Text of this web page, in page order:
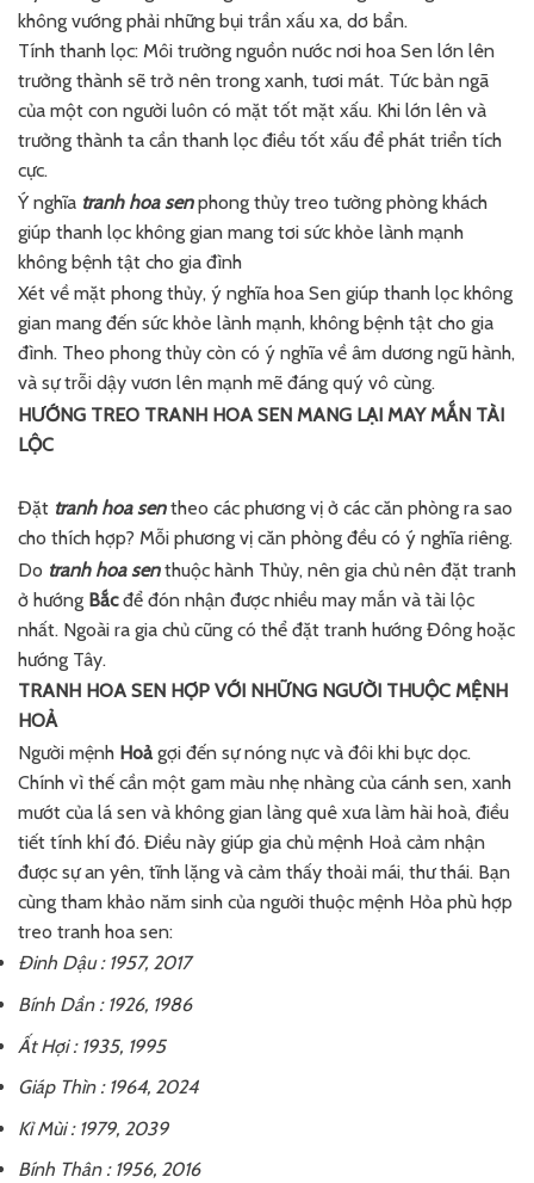
không vướng phải những bụi trần xấu xa, dơ bẩn.
Tính thanh lọc: Môi trường nguồn nước nơi hoa Sen lớn lên
trưởng thành sẽ trở nên trong xanh, tươi mát. Tức bản ngã
của một con người luôn có mặt tốt mặt xấu. Khi lớn lên và
trưởng thành ta cần thanh lọc điều tốt xấu để phát triển tích
cực.
Ý nghĩa tranh hoa senphong thủy treo tường phòng khách
giúp thanh lọc không gian mang tơi sức khỏe lành mạnh
không bệnh tật cho gia đình
Xét về mặt phong thủy, ý nghĩa hoa Sen giúp thanh lọc không
gian mang đến sức khỏe lành mạnh, không bệnh tật cho gia
đình. Theo phong thủy còn có ý nghĩa về âm dương ngũ hành,
và sự trỗi dậy vươn lên mạnh mẽ đáng quý vô cùng.
HƯỚNG TREO TRANH HOA SEN MANG LẠI MAY MẮN TÀI
LỘC
Đặt tranh hoa sentheo các phương vị ở các căn phòng ra sao
cho thích hợp? Mỗi phương vị căn phòng đều có ý nghĩa riêng.
Do tranh hoa senthuộc hành Thủy, nên gia chủ nên đặt tranh
ở hướng Bắcđể đón nhận được nhiều may mắn và tài lộc
nhất. Ngoài ra gia chủ cũng có thể đặt tranh hướng Đông hoặc
hướng Tây.
TRANH HOA SEN HỢP VỚI NHỮNG NGƯỜI THUỘC MỆNH
HOẢ
Người mệnh Hoảgợi đến sự nóng nực và đôi khi bực dọc.
Chính vì thế cần một gam màu nhẹ nhàng của cánh sen, xanh
mướt của lá sen và không gian làng quê xưa làm hài hoà, điều
tiết tính khí đó. Điều này giúp gia chủ mệnh Hoả cảm nhận
được sự an yên, tĩnh lặng và cảm thấy thoải mái, thư thái. Bạn
cùng tham khảo năm sinh của người thuộc mệnh Hỏa phù hợp
treo tranh hoa sen:
Đinh Dậu : 1957, 2017
Bính Dần : 1926, 1986
Ất Hợi : 1935, 1995
Giáp Thìn : 1964, 2024
Kỉ Mùi : 1979, 2039
Bính Thân : 1956, 2016